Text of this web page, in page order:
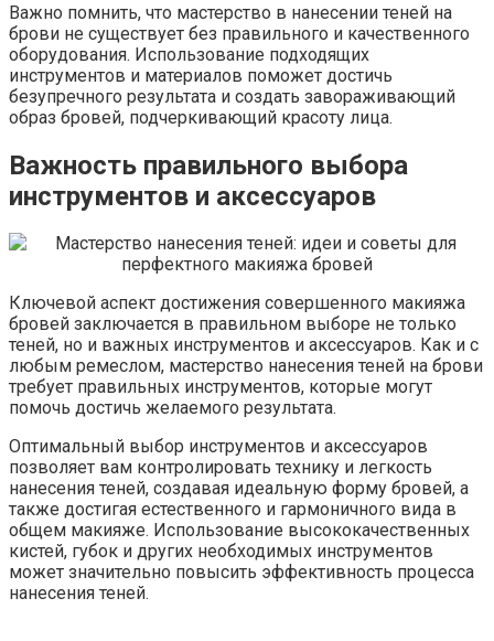
Важно помнить, что мастерство в нанесении теней на
брови не существует без правильного и качественного
оборудования. Использование подходящих
инструментов и материалов поможет достичь
безупречного результата и создать завораживающий
образ бровей, подчеркивающий красоту лица.
Важность правильного выбора
инструментов и аксессуаров
Ключевой аспект достижения совершенного макияжа
бровей заключается в правильном выборе не только
теней, но и важных инструментов и аксессуаров. Как и с
любым ремеслом, мастерство нанесения теней на брови
требует правильных инструментов, которые могут
помочь достичь желаемого результата.
Оптимальный выбор инструментов и аксессуаров
позволяет вам контролировать технику и легкость
нанесения теней, создавая идеальную форму бровей, а
также достигая естественного и гармоничного вида в
общем макияже. Использование высококачественных
кистей, губок и других необходимых инструментов
может значительно повысить эффективность процесса
нанесения теней.